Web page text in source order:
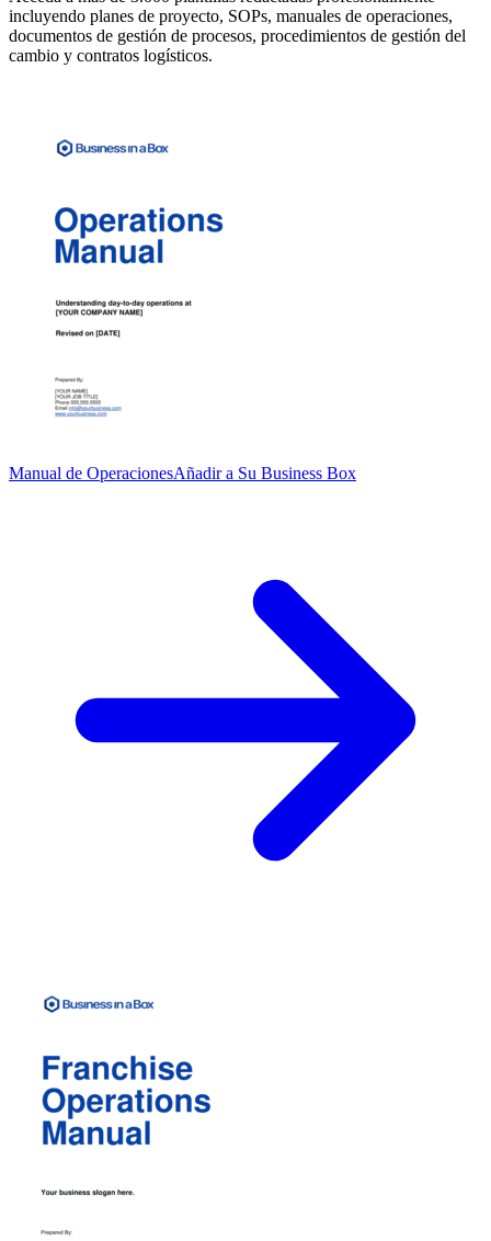
incluyendo planes de proyecto, SOPs, manuales de operaciones,
documentos de gestión de procesos, procedimientos de gestión del
cambio y contratos logísticos.
Manual de OperacionesAñadir a Su Business Box